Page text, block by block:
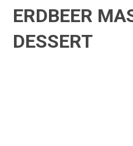
ERDBEER
DESSERT